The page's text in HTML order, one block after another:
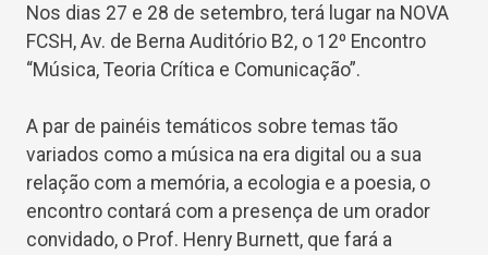
Nos dias 27 e 28 de setembro, terá lugar na NOVA
FCSH, Av. de Berna Auditório B2, o 12º Encontro
“Música, Teoria Crítica e Comunicação”.
A par de painéis temáticos sobre temas tão
variados como a música na era digital ou a sua
relação com a memória, a ecologia e a poesia, o
encontro contará com a presença de um orador
convidado, o Prof. Henry Burnett, que fará a